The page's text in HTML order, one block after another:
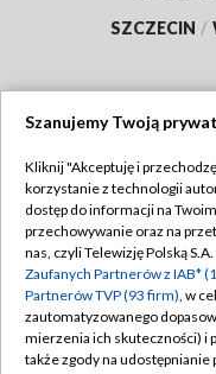
SZCZECIN /
Abonament TVP
Emisja w TVP
Centrum informacji
Naziemna Telewizja
Szanujemy Twoją
Kliknij "Akceptuję i
korzystanie z technologii
dostęp do informacji na
przechowywanie oraz na
nas, czyli Telewizję Polską
Zaufanych Partnerów z IAB*
Partnerów TVP (93 firm), w
zautomatyzowanego
mierzenia ich skuteczności) i
także zgody na udostępnianie